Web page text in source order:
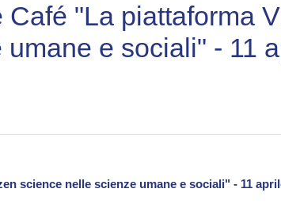
"La piattaforma
e sociali" - 11
science nelle scienze umane e sociali" - 11